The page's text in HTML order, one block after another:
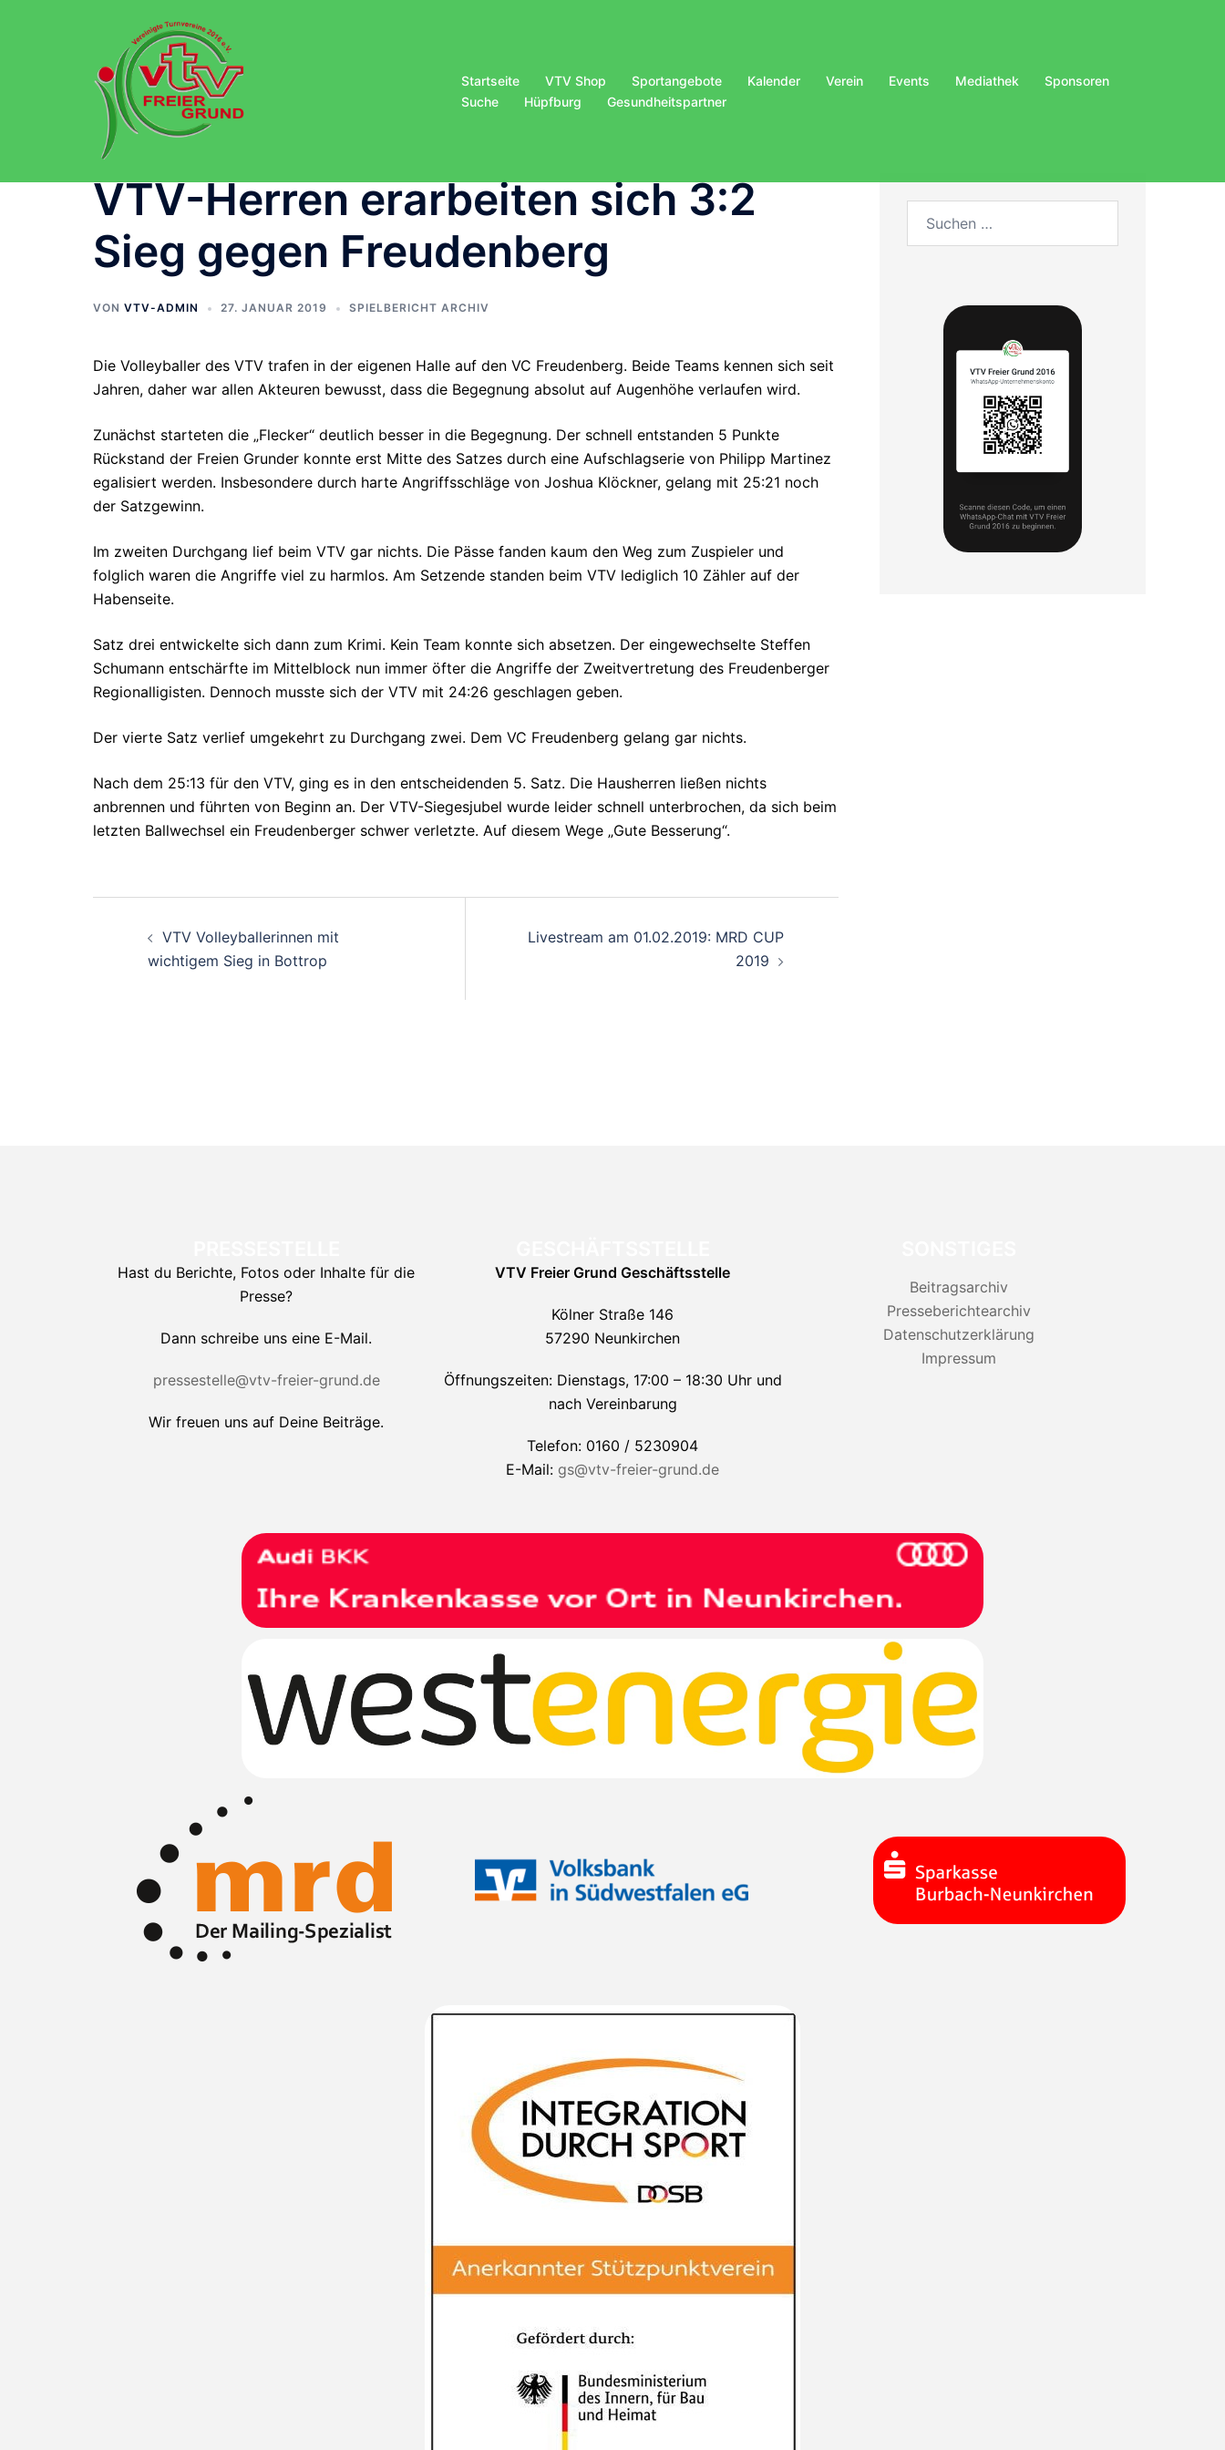
Startseite VTV Shop Sportangebote Kalender Verein Events Mediathek
Sponsoren
Suche
Hüpfburg Gesundheitspartner
VTV-Herren erarbeiten sich 3:2
Sieg gegen Freudenberg
VON VTV-ADMIN 27. JANUAR 2019 SPIELBERICHT ARCHIV
Die Volleyballer des VTV trafen in der eigenen Halle auf den VC Freudenberg. Beide Teams kennen sich seit
Jahren, daher war allen Akteuren bewusst, dass die Begegnung absolut auf Augenhöhe verlaufen wird.
Zunächst starteten die „Flecker“ deutlich besser in die Begegnung. Der schnell entstanden 5 Punkte
Rückstand der Freien Grunder konnte erst Mitte des Satzes durch eine Aufschlagserie von Philipp Martinez
egalisiert werden. Insbesondere durch harte Angriffsschläge von Joshua Klöckner, gelang mit 25:21 noch
der Satzgewinn.
Im zweiten Durchgang lief beim VTV gar nichts. Die Pässe fanden kaum den Weg zum Zuspieler und
folglich waren die Angriffe viel zu harmlos. Am Setzende standen beim VTV lediglich 10 Zähler auf der
Habenseite.
Satz drei entwickelte sich dann zum Krimi. Kein Team konnte sich absetzen. Der eingewechselte Steffen
Schumann entschärfte im Mittelblock nun immer öfter die Angriffe der Zweitvertretung des Freudenberger
Regionalligisten. Dennoch musste sich der VTV mit 24:26 geschlagen geben.
Der vierte Satz verlief umgekehrt zu Durchgang zwei. Dem VC Freudenberg gelang gar nichts.
Nach dem 25:13 für den VTV, ging es in den entscheidenden 5. Satz. Die Hausherren ließen nichts
anbrennen und führten von Beginn an. Der VTV-Siegesjubel wurde leider schnell unterbrochen, da sich beim
letzten Ballwechsel ein Freudenberger schwer verletzte. Auf diesem Wege „Gute Besserung“.
VTV Volleyballerinnen mit
wichtigem Sieg in Bottrop
Livestream am 01.02.2019: MRD CUP
2019
Hast du Berichte, Fotos oder Inhalte für die
Presse?
Dann schreibe uns eine E-Mail.
pressestelle@vtv-freier-grund.de
Wir freuen uns auf Deine Beiträge.
VTV Freier Grund Geschäftsstelle
Kölner Straße 146
57290 Neunkirchen
Öffnungszeiten: Dienstags, 17:00 – 18:30 Uhr und
nach Vereinbarung
Telefon: 0160 / 5230904
E-Mail: gs@vtv-freier-grund.de
Beitragsarchiv
Presseberichtearchiv
Datenschutzerklärung
Impressum